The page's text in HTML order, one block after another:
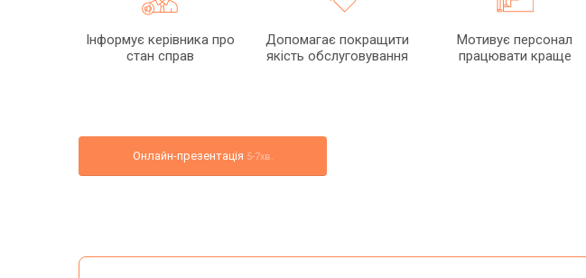
Інформує керівника про
стан справ
Допомагає покращити
якість обслуговування
Мотивує персонал
працювати краще
Онлайн-презентація 5-7хв.